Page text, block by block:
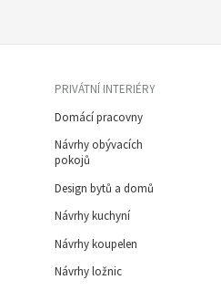
PRIVÁTNÍ INTERIÉRY
Domácí pracovny
Návrhy obývacích
pokojů
Design bytů a domů
Návrhy kuchyní
Návrhy koupelen
Návrhy ložnic